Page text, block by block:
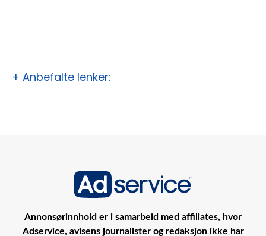
+ Anbefalte lenker:
Annonsørinnhold er i samarbeid med affiliates, hvor
Adservice, avisens journalister og redaksjon ikke har